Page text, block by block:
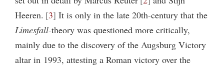
Heeren. 3 It is only in the late 20th-century that the
Limesfall-theory was questioned more critically,
mainly due to the discovery of the Augsburg Victory
altar in 1993, attesting a Roman victory over the